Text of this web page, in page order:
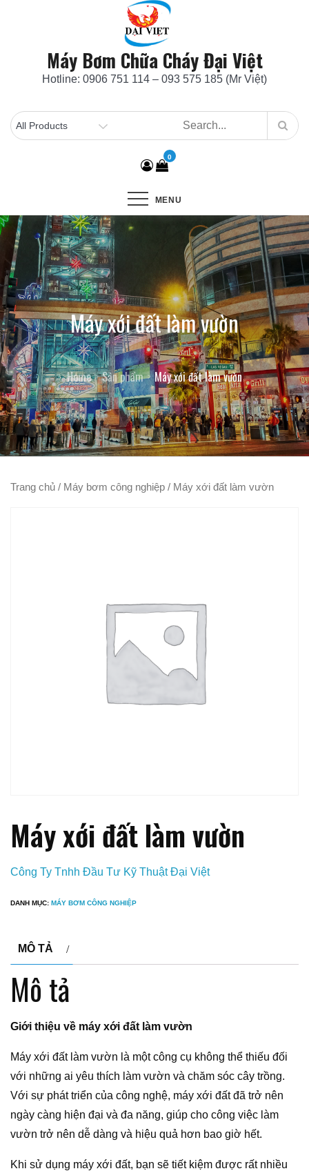
Máy Bơm Chữa Cháy Đại Việt
Hotline: 0906 751 114 – 093 575 185 (Mr Việt)
0
MENU
Máy xới đất làm vườn
Home Sản phẩm Máy xới đất làm vườn
Trang chủ / Máy bơm công nghiệp / Máy xới đất làm vườn
Máy xới đất làm vườn
Công Ty Tnhh Đầu Tư Kỹ Thuật Đại Việt
DANH MỤC: MÁY BƠM CÔNG NGHIỆP
MÔ TẢ
Mô tả
Giới thiệu về máy xới đất làm vườn
Máy xới đất làm vườn là một công cụ không thể thiếu đối
với những ai yêu thích làm vườn và chăm sóc cây trồng.
Với sự phát triển của công nghệ, máy xới đất đã trở nên
ngày càng hiện đại và đa năng, giúp cho công việc làm
vườn trở nên dễ dàng và hiệu quả hơn bao giờ hết.
Khi sử dụng máy xới đất, bạn sẽ tiết kiệm được rất nhiều